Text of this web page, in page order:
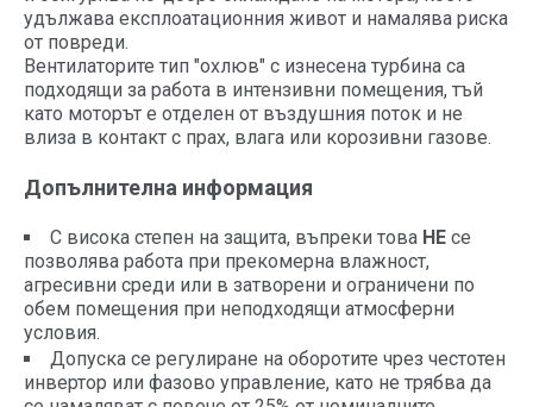
удължава експлоатационния живот и намалява риска
от повреди.
Вентилаторите тип "охлюв" с изнесена турбина са
подходящи за работа в интензивни помещения, тъй
като моторът е отделен от въздушния поток и не
влиза в контакт с прах, влага или корозивни газове.
Допълнителна информация
С висока степен на защита, въпреки това НЕ се
позволява работа при прекомерна влажност,
агресивни среди или в затворени и ограничени по
обем помещения при неподходящи атмосферни
условия.
Допуска се регулиране на оборотите чрез честотен
инвертор или фазово управление, като не трябва да